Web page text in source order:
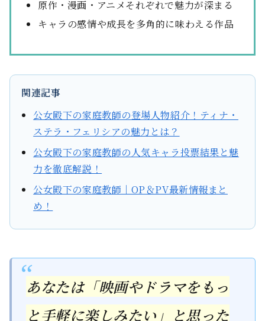
原作・漫画・アニメそれぞれで魅力が深まる
キャラの感情や成長を多角的に味わえる作品
関連記事
公女殿下の家庭教師の登場人物紹介！ティナ・
ステラ・フェリシアの魅力とは？
公女殿下の家庭教師の人気キャラ投票結果と魅
力を徹底解説！
公女殿下の家庭教師｜OP＆PV最新情報まと
め！
あなたは「映画やドラマをもっ
と手軽に楽しみたい」と思った